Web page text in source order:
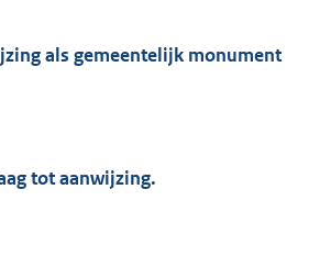
als gemeentelijk monument
tot aanwijzing.